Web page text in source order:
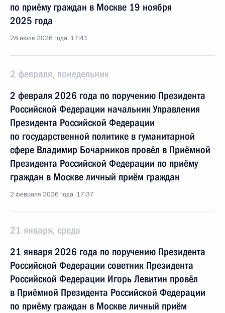
по приёму граждан в Москве 19 ноября
2025 года
28 июля 2026 года, 17:41
2 февраля, понедельник
2 февраля 2026 года по поручению Президента
Российской Федерации начальник Управления
Президента Российской Федерации
по государственной политике в гуманитарной
сфере Владимир Бочарников провёл в Приёмной
Президента Российской Федерации по приёму
граждан в Москве личный приём граждан
2 февраля 2026 года, 17:37
21 января, среда
21 января 2026 года по поручению Президента
Российской Федерации советник Президента
Российской Федерации Игорь Левитин провёл
в Приёмной Президента Российской Федерации
по приёму граждан в Москве личный приём